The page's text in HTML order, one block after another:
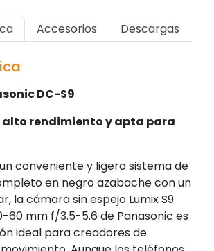
Accesorios Descargas
DC-S9
alto rendimiento y apta para
conveniente y ligero sistema de
en negro azabache con un
la cámara sin espejo Lumix S9
60 mm f/3.5-5.6 de Panasonic es
ideal para creadores de